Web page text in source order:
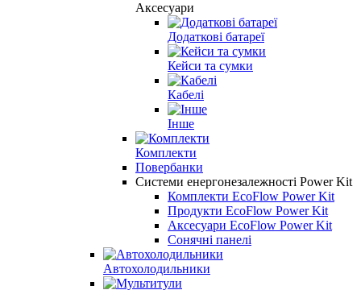
Аксесуари
Додаткові батареї
Кейси та сумки
Кабелі
Інше
Комплекти
Повербанки
Cистеми енергонезалежності Power Kit
Комплекти EcoFlow Power Kit
Продукти EcoFlow Power Kit
Аксесуари EcoFlow Power Kit
Сонячні панелі
Автохолодильники